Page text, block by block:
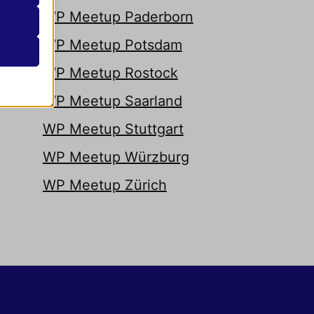
WP Meetup Paderborn
WP Meetup Potsdam
WP Meetup Rostock
WP Meetup Saarland
WP Meetup Stuttgart
WP Meetup Würzburg
WP Meetup Zürich